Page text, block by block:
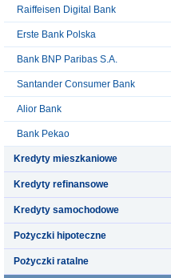
Raiffeisen Digital Bank
Erste Bank Polska
Bank BNP Paribas S.A.
Santander Consumer Bank
Alior Bank
Bank Pekao
Kredyty mieszkaniowe
Kredyty refinansowe
Kredyty samochodowe
Pożyczki hipoteczne
Pożyczki ratalne